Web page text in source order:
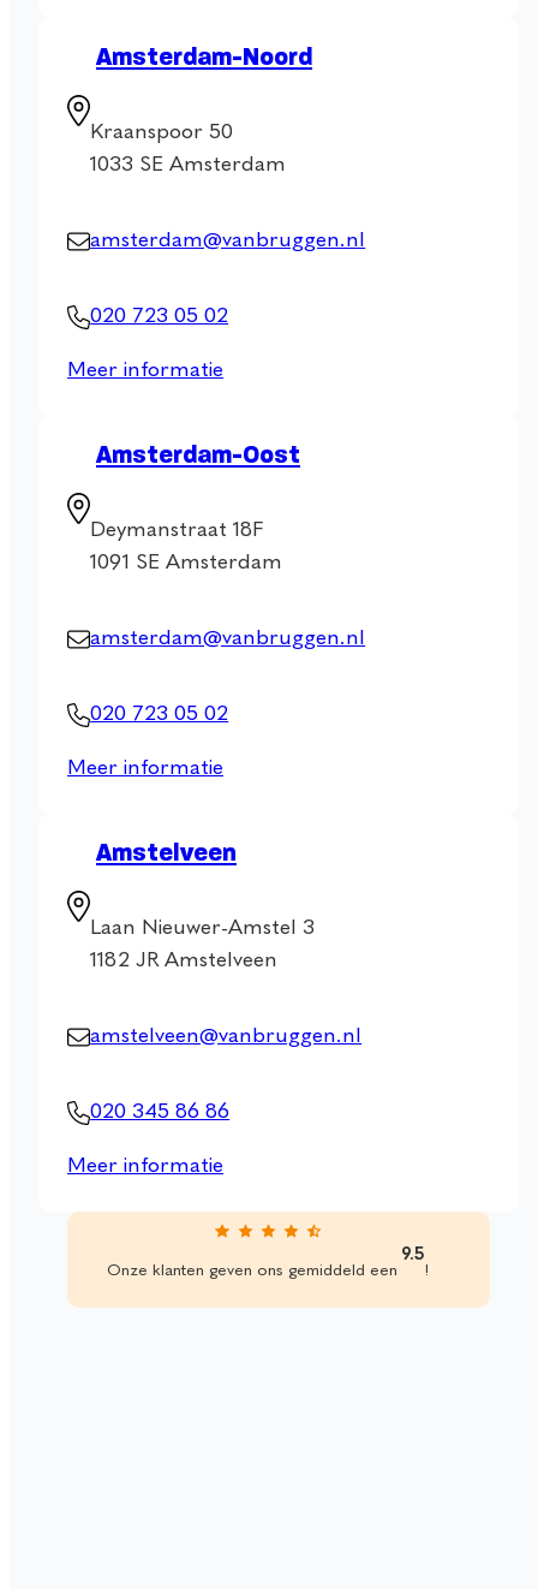
Amsterdam-Noord
Kraanspoor 50
1033 SE Amsterdam
amsterdam@vanbruggen.nl
020 723 05 02
Meer informatie
Amsterdam-Oost
Deymanstraat 18F
1091 SE Amsterdam
amsterdam@vanbruggen.nl
020 723 05 02
Meer informatie
Amstelveen
Laan Nieuwer-Amstel 3
1182 JR Amstelveen
amstelveen@vanbruggen.nl
020 345 86 86
Meer informatie
Onze klanten geven ons gemiddeld een‎‎‎‎‎‎‎‎
9.5
!